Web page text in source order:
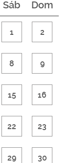
Sáb Dom
1 2
8 9
15 16
22 23
29 30